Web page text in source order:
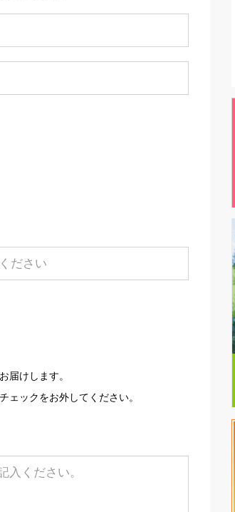
届けします。
ェックをお外してください。